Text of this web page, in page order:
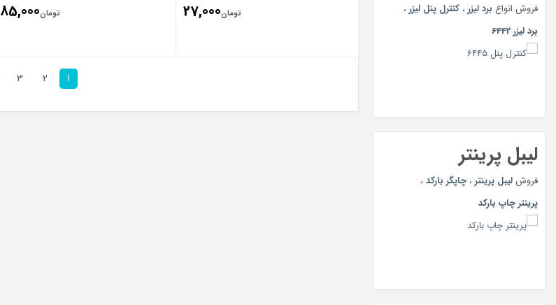
فروش انواع برد لیزر ، کنترل پنل لیزر ،
برد لیزر 6442
لیبل پرینتر
فروشلیبل پرینتر ، چاپگر بارکد ،
پرینتر چاپ بارکد
تومان27,000 تومان85,000
1
2
3